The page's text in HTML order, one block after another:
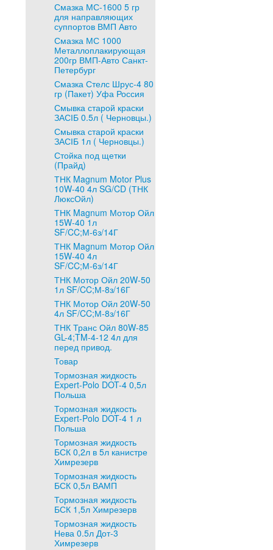
Смазка МС-1600 5 гр
для направляющих
суппортов ВМП Авто
Смазка МС 1000
Металлоплакирующая
200гр ВМП-Авто Санкт-
Петербург
Смазка Стелс Шрус-4 80
гр (Пакет) Уфа Россия
Смывка старой краски
ЗАСІБ 0.5л ( Черновцы.)
Смывка старой краски
ЗАСІБ 1л ( Черновцы.)
Стойка под щетки
(Прайд)
ТНК Magnum Motor Plus
10W-40 4л SG/CD (ТНК
ЛюксОйл)
ТНК Magnum Мотор Ойл
15W-40 1л
SF/CC;М-6з/14Г
ТНК Magnum Мотор Ойл
15W-40 4л
SF/CC;М-6з/14Г
ТНК Мотор Ойл 20W-50
1л SF/CC;М-8з/16Г
ТНК Мотор Ойл 20W-50
4л SF/CC;М-8з/16Г
ТНК Транс Ойл 80W-85
GL-4;TM-4-12 4л для
перед привод.
Товар
Тормозная жидкость
Expert-Polo DOT-4 0,5л
Польша
Тормозная жидкость
Expert-Polo DOT-4 1 л
Польша
Тормозная жидкость
БСК 0,2л в 5л канистре
Химрезерв
Тормозная жидкость
БСК 0,5л ВАМП
Тормозная жидкость
БСК 1,5л Химрезерв
Тормозная жидкость
Нева 0.5л Дот-3
Химрезерв